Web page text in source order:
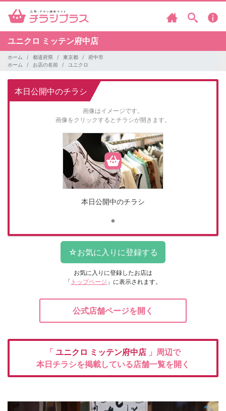
ユニクロ ミッテン府中店
ホーム 都道府県 東京都
府中市
ホーム
お店の名前 ユニクロ
本日公開中のチラシ
画像はイメージです。
画像をクリックするとチラシが開きます。
本日公開中のチラシ
お気に入りに登録したお店は
「 トップページ 」に表示されます。
公式店舗ページを開く
「 ユニクロ ミッテン府中店 」周辺で
本日チラシを掲載している店舗一覧を開く